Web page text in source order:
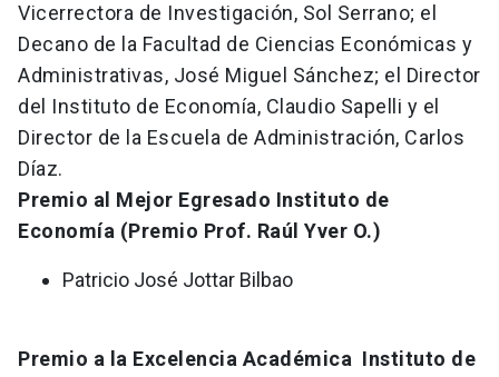
Vicerrectora de Investigación, Sol Serrano; el
Decano de la Facultad de Ciencias Económicas y
Administrativas, José Miguel Sánchez; el Director
del Instituto de Economía, Claudio Sapelli y el
Director de la Escuela de Administración, Carlos
Díaz.
Premio al Mejor Egresado Instituto de
Economía (Premio Prof. Raúl Yver O.)
Patricio José Jottar Bilbao
Premio a la Excelencia Académica Instituto de